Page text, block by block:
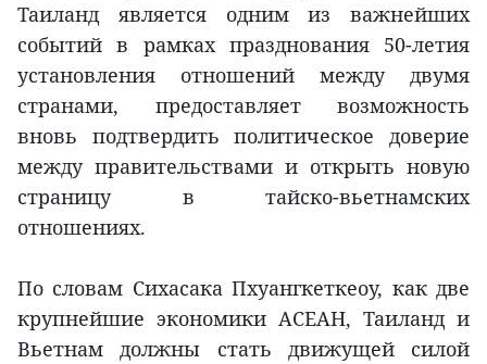
Таиланд является одним из важнейших
событий в рамках празднования 50-летия
установления отношений между двумя
странами, предоставляет возможность
вновь подтвердить политическое доверие
между правительствами и открыть новую
страницу в тайско-вьетнамских
отношениях.
По словам Сихасака Пхуангкеткеоу, как две
крупнейшие экономики АСЕАН, Таиланд и
Вьетнам должны стать движущей силой